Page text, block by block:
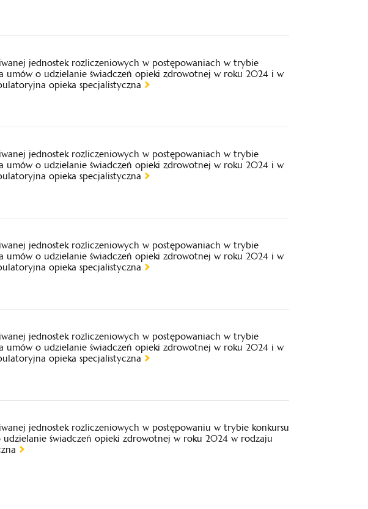
jednostek rozliczeniowych w postępowaniach w trybie
umów o udzielanie świadczeń opieki zdrowotnej w roku 2024 i w
opieka specjalistyczna
jednostek rozliczeniowych w postępowaniach w trybie
umów o udzielanie świadczeń opieki zdrowotnej w roku 2024 i w
opieka specjalistyczna
jednostek rozliczeniowych w postępowaniach w trybie
umów o udzielanie świadczeń opieki zdrowotnej w roku 2024 i w
opieka specjalistyczna
jednostek rozliczeniowych w postępowaniach w trybie
umów o udzielanie świadczeń opieki zdrowotnej w roku 2024 i w
opieka specjalistyczna
jednostek rozliczeniowych w postępowaniu w trybie konkursu
świadczeń opieki zdrowotnej w roku 2024 w rodzaju